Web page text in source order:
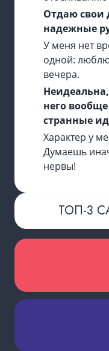
Отдаю свои
надежные
У меня нет
одной:
вечера.
него
странные
Характер у
Думаешь
нервы!
ТОП-3